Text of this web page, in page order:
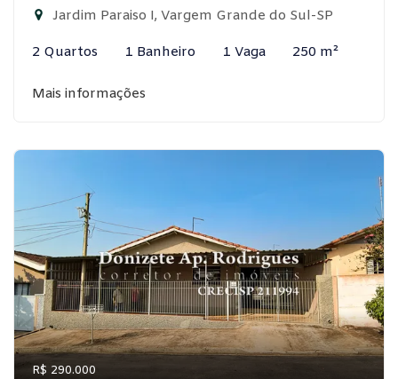
Jardim Paraiso I, Vargem Grande do Sul-SP
2 Quartos 1 Banheiro 1 Vaga 250 m²
Mais informações
R$ 290.000